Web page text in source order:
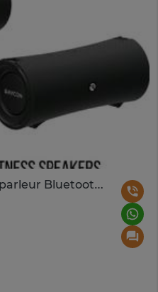
RAYCON – FITNESS Haut-parleur Bluetooth portatif 36W